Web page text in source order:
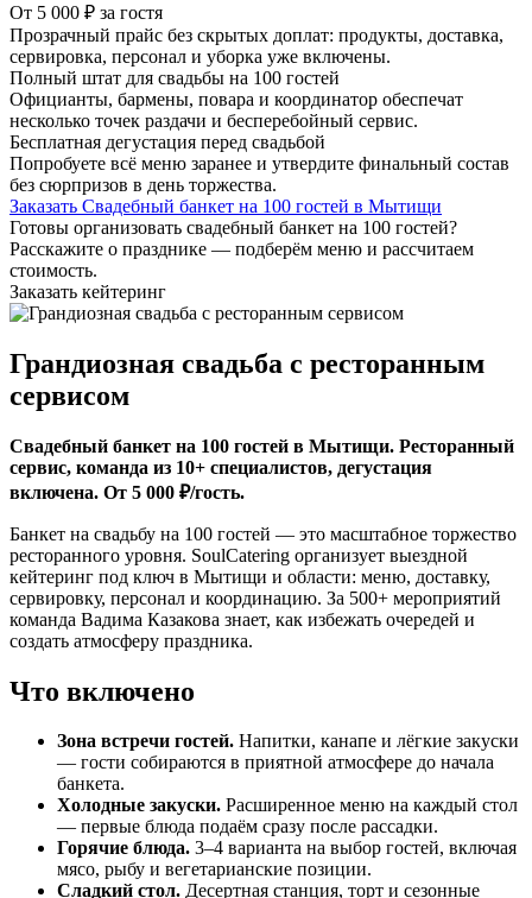
От 5 000 ₽ за гостя
Прозрачный прайс без скрытых доплат: продукты, доставка,
сервировка, персонал и уборка уже включены.
Полный штат для свадьбы на 100 гостей
Официанты, бармены, повара и координатор обеспечат
несколько точек раздачи и бесперебойный сервис.
Бесплатная дегустация перед свадьбой
Попробуете всё меню заранее и утвердите финальный состав
без сюрпризов в день торжества.
Заказать Свадебный банкет на 100 гостей в Мытищи
Готовы организовать свадебный банкет на 100 гостей?
Расскажите о празднике — подберём меню и рассчитаем
стоимость.
Заказать кейтеринг
Грандиозная свадьба с ресторанным
сервисом
Свадебный банкет на 100 гостей в Мытищи. Ресторанный
сервис, команда из 10+ специалистов, дегустация
включена. От 5 000 ₽/гость.
Банкет на свадьбу на 100 гостей — это масштабное торжество
ресторанного уровня. SoulCatering организует выездной
кейтеринг под ключ в Мытищи и области: меню, доставку,
сервировку, персонал и координацию. За 500+ мероприятий
команда Вадима Казакова знает, как избежать очередей и
создать атмосферу праздника.
Что включено
Зона встречи гостей. Напитки, канапе и лёгкие закуски
— гости собираются в приятной атмосфере до начала
банкета.
Холодные закуски. Расширенное меню на каждый стол
— первые блюда подаём сразу после рассадки.
Горячие блюда. 3–4 варианта на выбор гостей, включая
мясо, рыбу и вегетарианские позиции.
Сладкий стол. Десертная станция, торт и сезонные